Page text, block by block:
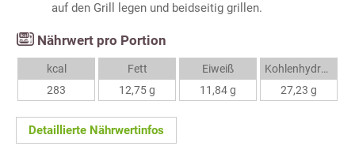
auf den Grill legen und beidseitig grillen.
Nährwert pro Portion
kcal
283
Fett
12,75 g
Eiweiß
11,84 g
Kohlenhydrate
27,23 g
Detaillierte Nährwertinfos